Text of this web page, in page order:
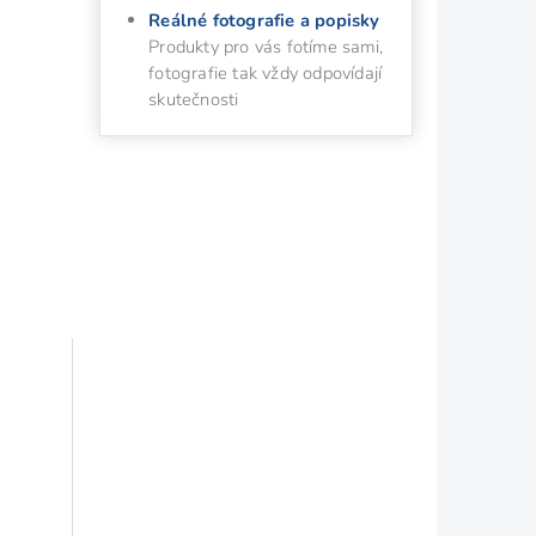
Reálné fotografie a popisky
Produkty pro vás fotíme sami,
fotografie tak vždy odpovídají
skutečnosti